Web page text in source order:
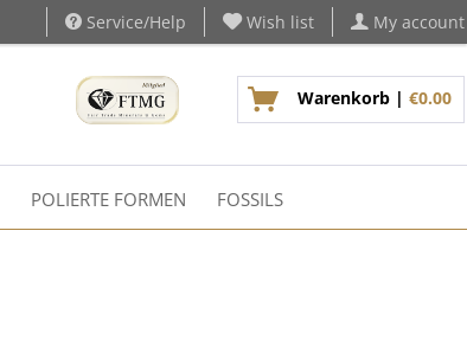
Service/Help Wish list My account
Warenkorb | €0.00
POLIERTE FORMEN FOSSILS